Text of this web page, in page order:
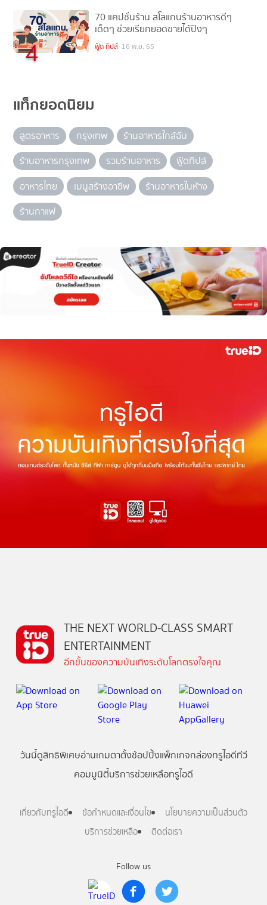
4
70 แคปชั่นร้าน สโลแกนร้านอาหารดีๆ
เด็ดๆ ช่วยเรียกยอดขายได้ปังๆ
ฟู้ด ทิปส์ 16 พ.ย. 65
แท็กยอดนิยม
สูตรอาหาร กรุงเทพ
ร้านอาหารใกล้ฉัน
ร้านอาหารกรุงเทพ
รวมร้านอาหาร
ฟู้ดทิปส์
อาหารไทย
เมนูสร้างอาชีพ
ร้านอาหารในห้าง
ร้านกาแฟ
Follow us
THE NEXT WORLD-CLASS SMART
ENTERTAINMENT
อีกขั้นของความบันเทิงระดับโลกตรงใจคุณ
วันนี้ดูสิทธิพิเศษอ่านเกมตาตั้งช้อปปิ้งแพ็กเกจกล่องทรูไอดีทีวี
คอมมูนิตี้บริการช่วยเหลือทรูไอดี
เกี่ยวกับทรูไอดี ข้อกำหนดและเงื่อนไข
นโยบายความเป็นส่วนตัว
บริการช่วยเหลือ
ติดต่อเรา